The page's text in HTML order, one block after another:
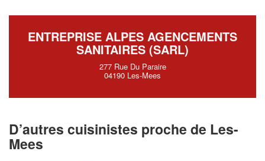
ENTREPRISE ALPES AGENCEMENTS
SANITAIRES (SARL)
277 Rue Du Paraire
04190 Les-Mees
D’autres cuisinistes proche de Les-
Mees